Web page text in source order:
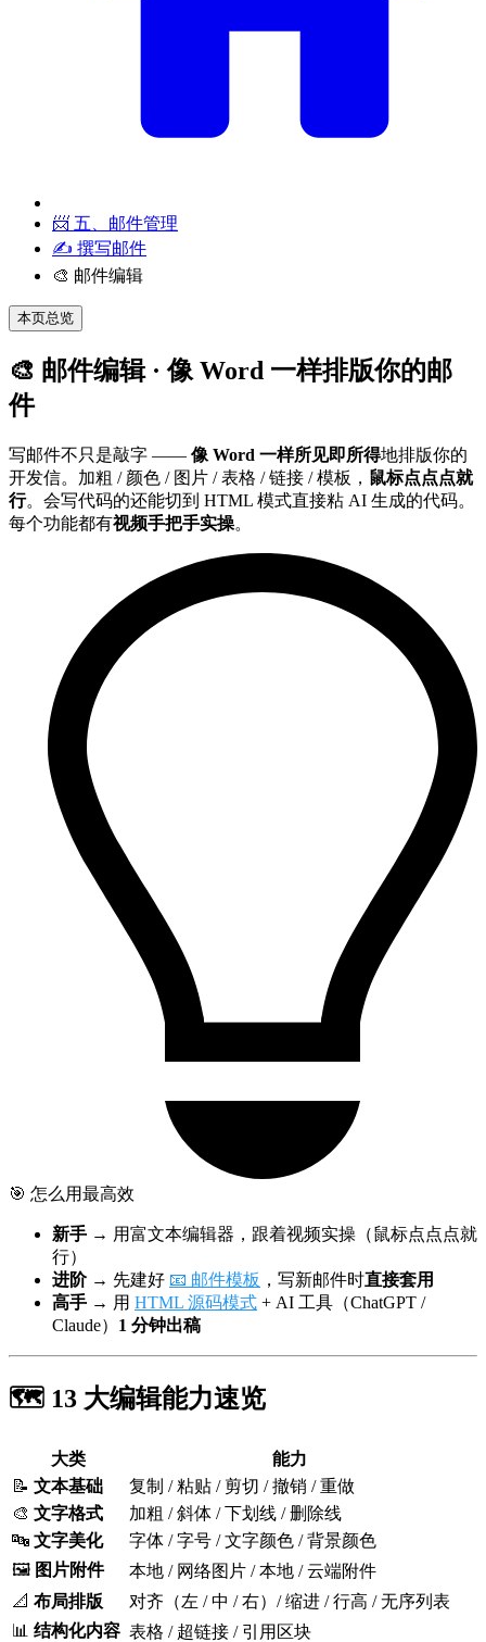
📨 五、邮件管理
✍️ 撰写邮件
🎨 邮件编辑
本页总览
🎨 邮件编辑 · 像 Word 一样排版你的邮
件
写邮件不只是敲字 —— 像 Word 一样所见即所得地排版你的
开发信。加粗 / 颜色 / 图片 / 表格 / 链接 / 模板， 鼠标点点点就
行。会写代码的还能切到 HTML 模式直接粘 AI 生成的代码。
每个功能都有视频手把手实操。
🎯 怎么用最高效
新手 → 用富文本编辑器，跟着视频实操（鼠标点点点就
行）
进阶 → 先建好 📧 邮件模板 ，写新邮件时直接套用
高手 → 用 HTML 源码模式 + AI 工具（ChatGPT /
Claude） 1 分钟出稿
🗺️ 13 大编辑能力速览
大类
能力
📝 文本基础
复制 / 粘贴 / 剪切 / 撤销 / 重做
🎨 文字格式
加粗 / 斜体 / 下划线 / 删除线
🔤 文字美化
字体 / 字号 / 文字颜色 / 背景颜色
🖼️ 图片附件
本地 / 网络图片 / 本地 / 云端附件
📐 布局排版
对齐（左 / 中 / 右）/ 缩进 / 行高 / 无序列表
📊 结构化内容 表格 / 超链接 / 引用区块